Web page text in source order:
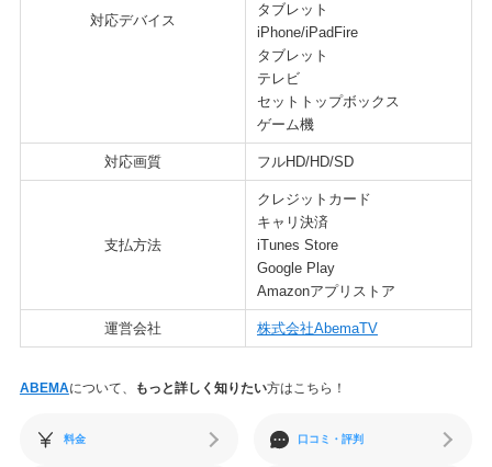
対応デバイス
タブレット
iPhone/iPadFire
タブレット
テレビ
セットトップボックス
ゲーム機
対応画質 フルHD/HD/SD
支払方法
クレジットカード
キャリ決済
iTunes Store
Google Play
Amazonアプリストア
運営会社 株式会社AbemaTV
ABEMAについて、 もっと詳しく知りたい方はこちら！
料金 口コミ・評判